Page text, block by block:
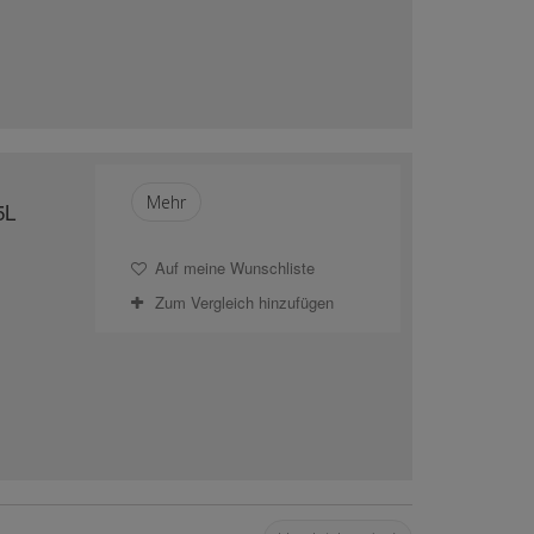
Mehr
Auf meine Wunschliste
Zum Vergleich hinzufügen